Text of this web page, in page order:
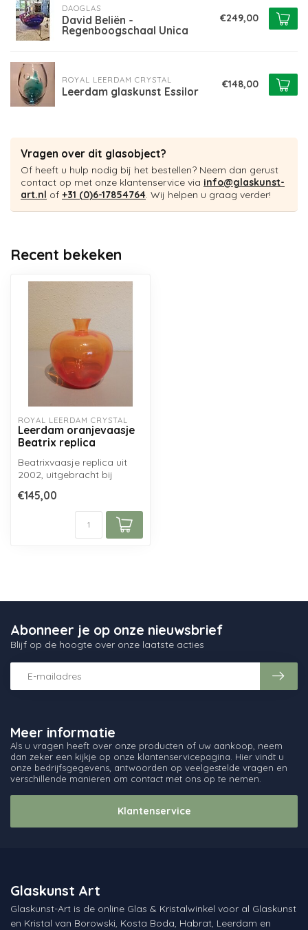
DAOGLAS
David Beliën -
Regenboogschaal Unica
€249,00
ROYAL LEERDAM CRYSTAL
Leerdam glaskunst Essilor
€148,00
Vragen over dit glasobject?
Of heeft u hulp nodig bij het bestellen? Neem dan gerust
contact op met onze klantenservice via info@glaskunst-
art.nl of +31 (0)6-17854764. Wij helpen u graag verder!
Recent bekeken
ROYAL LEERDAM CRYSTAL
Leerdam oranjevaasje
Beatrix replica
Beatrixvaasje replica uit
2002, uitgebracht bij
het or...
€145,00
Meer informatie
Als u vragen heeft over onze producten of uw aankoop, neem
dan zeker een kijkje op onze klantenservicepagina. Hier vindt u
onze bedrijfsgegevens, antwoorden op veelgestelde vragen en
verschillende manieren om contact met ons op te nemen.
Klantenservice
Abonneer je op onze nieuwsbrief
Blijf op de hoogte over onze laatste acties
Glaskunst Art
Glaskunst-Art is de online Glas & Kristalwinkel voor al Glaskunst
en Kristal van Borowski, Kosta Boda, Habrat, Leerdam en